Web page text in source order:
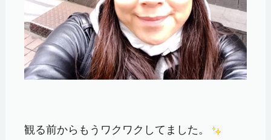
観る前からもうワクワクしてました。